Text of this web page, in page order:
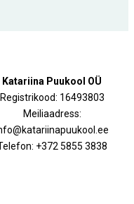
Katariina Puukool OÜ
Registrikood: 16493803
Meiliaadress:
+372 5855 3838